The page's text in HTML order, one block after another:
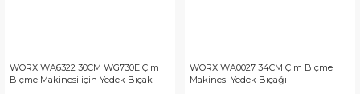
WORX WA6322 30CM WG730E Çim
Biçme Makinesi için Yedek Bıçak
WORX WA0027 34CM Çim Biçme
Makinesi Yedek Bıçağı